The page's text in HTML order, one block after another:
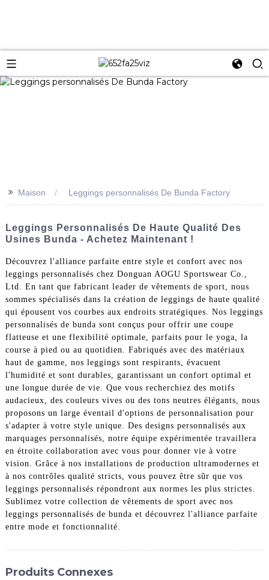
>> Maison Leggings personnalisés De Bunda Factory
Leggings Personnalisés De Haute Qualité Des
Usines Bunda - Achetez Maintenant !
Découvrez l'alliance parfaite entre style et confort avec nos
leggings personnalisés chez Donguan AOGU Sportswear Co.,
Ltd. En tant que fabricant leader de vêtements de sport, nous
sommes spécialisés dans la création de leggings de haute qualité
qui épousent vos courbes aux endroits stratégiques. Nos leggings
personnalisés de bunda sont conçus pour offrir une coupe
flatteuse et une flexibilité optimale, parfaits pour le yoga, la
course à pied ou au quotidien. Fabriqués avec des matériaux
haut de gamme, nos leggings sont respirants, évacuent
l'humidité et sont durables, garantissant un confort optimal et
une longue durée de vie. Que vous recherchiez des motifs
audacieux, des couleurs vives ou des tons neutres élégants, nous
proposons un large éventail d'options de personnalisation pour
s'adapter à votre style unique. Des designs personnalisés aux
marquages ​​personnalisés, notre équipe expérimentée travaillera
en étroite collaboration avec vous pour donner vie à votre
vision. Grâce à nos installations de production ultramodernes et
à nos contrôles qualité stricts, vous pouvez être sûr que vos
leggings personnalisés répondront aux normes les plus strictes.
Sublimez votre collection de vêtements de sport avec nos
leggings personnalisés de bunda et découvrez l'alliance parfaite
entre mode et fonctionnalité.
Produits Connexes